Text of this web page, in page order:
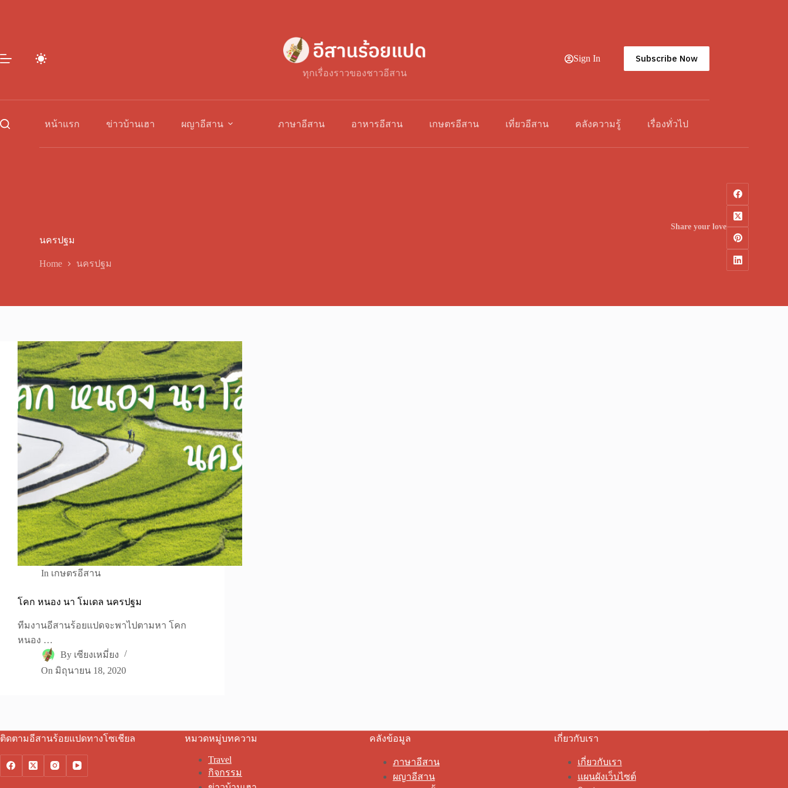
ทุกเรื่องราวของชาวอีสาน
Sign In Subscribe Now
หน้าแรก ข่าวบ้านเฮา ผญาอีสาน ภาษาอีสาน อาหารอีสาน เกษตรอีสาน เที่ยวอีสาน คลังความรู้ เรื่องทั่วไป
นครปฐม
Home นครปฐม
Share your love
In เกษตรอีสาน
โคก หนอง นา โมเดล นครปฐม
ทีมงานอีสานร้อยแปดจะพาไปตามหา โคก
หนอง …
By เซียงเหมี่ยง
On มิถุนายน 18, 2020
ติดตามอีสานร้อยแปดทางโซเชียล หมวดหมู่บทความ
Travel
กิจกรรม
คลังข้อมูล
ภาษาอีสาน
ผญาอีสาน
เกี่ยวกับเรา
เกี่ยวกับเรา
แผนผังเว็บไซต์